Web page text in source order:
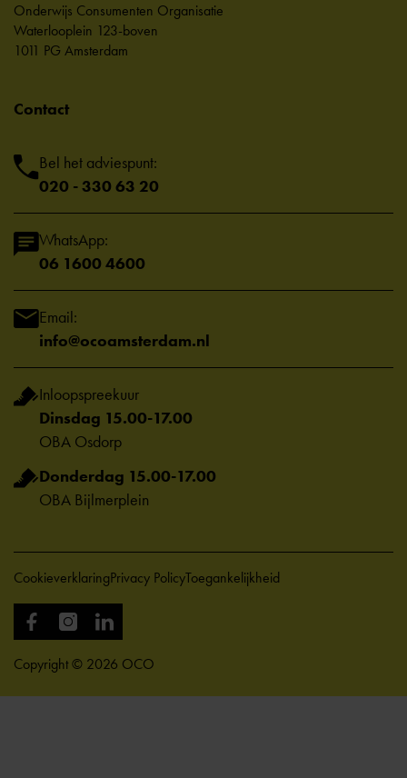
Onderwijs Consumenten Organisatie
Waterlooplein 123-boven
1011 PG Amsterdam
Contact
Bel het adviespunt:
020 - 330 63 20
WhatsApp:
06 1600 4600
Email:
info@ocoamsterdam.nl
Inloopspreekuur
Dinsdag 15.00-17.00
OBA Osdorp
Donderdag 15.00-17.00
OBA Bijlmerplein
Copyright © 2026 OCO
CookieverklaringPrivacy PolicyToegankelijkheid